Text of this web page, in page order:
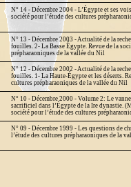
N° 14 - Décembre 2004 - L’Égypte et ses
société pour l’étude des cultures
N° 13 - Décembre 2003 - Actualité de la
fouilles. 2- La Basse Égypte. Revue de la
prépharaoniques de la vallée du Nil
N° 12 - Décembre 2002 - Actualité de la
fouilles. 1- La Haute-Égypte et les déserts.
cultures prépharaoniques de la vallée du Nil
N° 10 - Décembre 2000 - Volume 2: Le
sacrificiel dans l’Égypte de la Ire dynastie.
société pour l’étude des cultures
N° 09 - Décembre 1999 - Les questions de
l’étude des cultures prépharaoniques de la